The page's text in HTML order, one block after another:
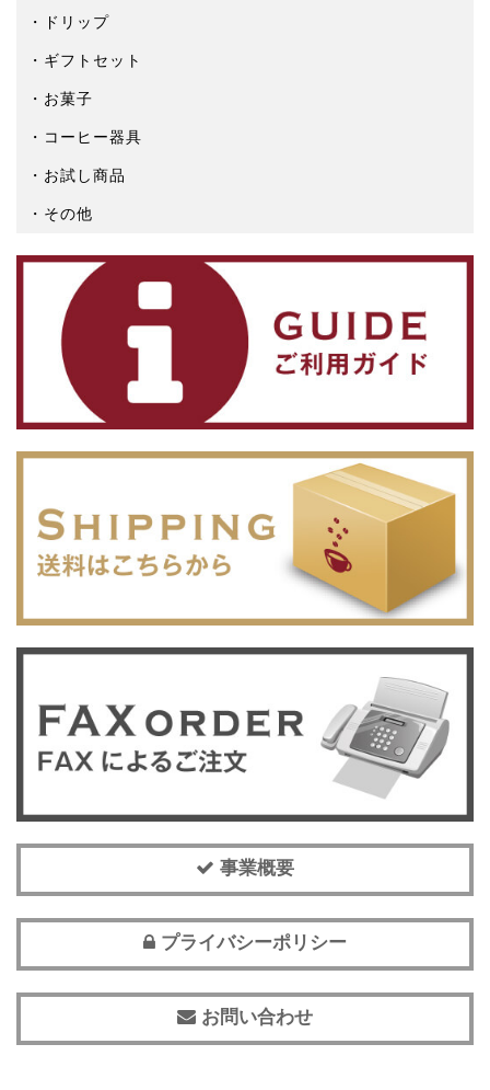
ドリップ
ギフトセット
お菓子
コーヒー器具
お試し商品
その他
事業概要
プライバシーポリシー
お問い合わせ